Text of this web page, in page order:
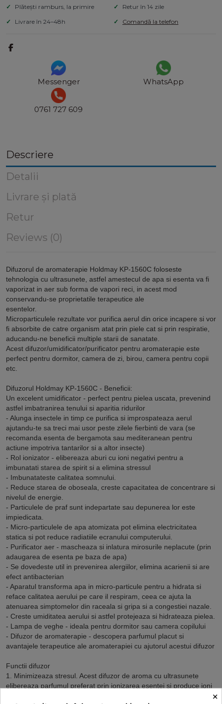
Plătești ramburs, la primire
Retur în 14 zile
Livrare în 24–48h
Comandă la telefon
Messenger WhatsApp
0761 727 609
Descriere
Detalii
Livrare și plată
Retur
Reviews (0)
Difuzorul de aromaterapie Holdmay KP-1560C foloseste
tehnologia cu ultrasunete, astfel amestecul de apa si esenta va fi
vaporizat in aer sub forma de vapori reci, in acest mod
conservandu-se proprietatile terapeutice ale
esentelor.
Microparticulele rezultate vor purifica aerul din orice incapere si vor
fi absorbite de catre organism atat prin piele cat si prin respiratie,
aducandu-ne beneficii multiple starii de sanatate.
Acest difuzor/umidificator/purificator pentru aromaterapie este
perfect pentru dormitor, camera de zi, birou, camera pentru copii
etc.
Difuzorul Holdmay KP-1560C - Beneficii:
Un excelent umidificator - perfect pentru pielea uscata, prevenind
astfel imbatranirea tenului si aparitia ridurilor
- Alunga insectele in timp ce purifica si improspateaza aerul
ajutandu-te sa treci mai usor peste zilele fierbinti de vara (se
recomanda esenta de bergamota sau mediteranean pentru
actiune impotriva tantarilor si a altor insecte)
- Rol ionizator - elibereaza aburi cu ioni negativi pentru a
imbunatati starea de spirit si a elimina stressul
- Imbunatateste calitatea somnului.
- Reduce starea de oboseala, creste capacitatea de concentrare si
nivelul de energie.
- Particulele de praf sunt indepartate sau depunerea lor este
impiedicata.
- Micro-particulele de apa atomizata pot elimina electricitatea
statica si pot reduce radiatiile ecranului computerului.
- Purificator aer - mascheaza si inlatura mirosurile neplacute (prin
adaugarea de esenta pe baza de apa)
- Se dovedeste util in prevenirea alergiilor, elimina acarienii si are
efect antibacterian
- Aparatul transforma apa in micro-particule pentru a hidrata si
reface calitatea aerului pe care il respiram, ceea ce ajuta la
atenuarea simptomelor din raceala si gripa si a congestiei nazale.
- Creste umiditatea aerului si astfel protejeaza si hidrateaza pielea.
- Lampa de veghe - ideala pentru dormitor sau camera copilului
- Difuzor de aromaterapie - descopera parfumul placut si
avantajele terapeutice ale aromaterapiei cu ajutorul acestui difuzor
Functii difuzor
1. Minimizeaza stresul. Acest difuzor de aroma cu ultrasunete
elibereaza parfumul preferat prin ionizarea esentei si produce ioni
×